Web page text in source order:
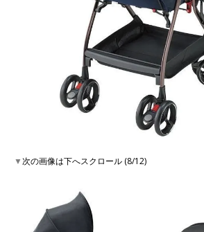
▼次の画像は下へスクロール (8/12)